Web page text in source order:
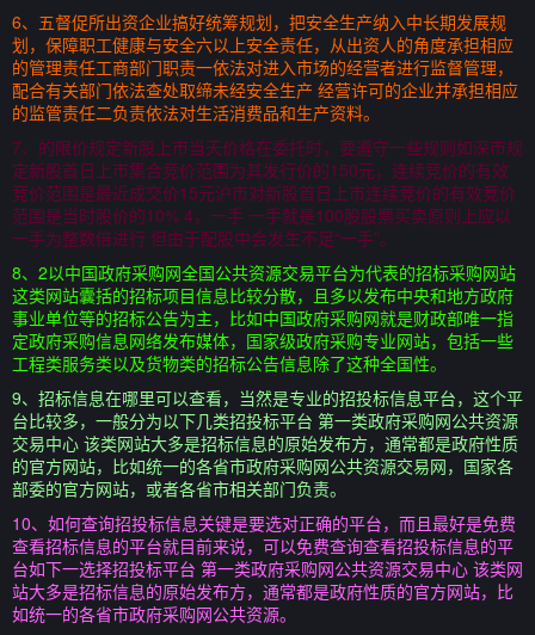
6、五督促所出资企业搞好统筹规划，把安全生产纳入中长期发展规
划，保障职工健康与安全六以上安全责任，从出资人的角度承担相应
的管理责任工商部门职责一依法对进入市场的经营者进行监督管理，
配合有关部门依法查处取缔未经安全生产 经营许可的企业并承担相应
的监管责任二负责依法对生活消费品和生产资料。
7、的限价规定新股上市当天价格在委托时，要遵守一些规则如深市规
定新股首日上市集合竞价范围为其发行价的150元，连续竞价的有效
竞价范围是最近成交价15元沪市对新股首日上市连续竞价的有效竞价
范围是当时股价的10% 4，一手 一手就是100股股票买卖原则上应以
一手为整数倍进行 但由于配股中会发生不足“一手”。
8、2以中国政府采购网全国公共资源交易平台为代表的招标采购网站
这类网站囊括的招标项目信息比较分散，且多以发布中央和地方政府
事业单位等的招标公告为主，比如中国政府采购网就是财政部唯一指
定政府采购信息网络发布媒体，国家级政府采购专业网站，包括一些
工程类服务类以及货物类的招标公告信息除了这种全国性。
9、招标信息在哪里可以查看，当然是专业的招投标信息平台，这个平
台比较多，一般分为以下几类招投标平台 第一类政府采购网公共资源
交易中心 该类网站大多是招标信息的原始发布方，通常都是政府性质
的官方网站，比如统一的各省市政府采购网公共资源交易网，国家各
部委的官方网站，或者各省市相关部门负责。
10、如何查询招投标信息关键是要选对正确的平台，而且最好是免费
查看招标信息的平台就目前来说，可以免费查询查看招投标信息的平
台如下一选择招投标平台 第一类政府采购网公共资源交易中心 该类网
站大多是招标信息的原始发布方，通常都是政府性质的官方网站，比
如统一的各省市政府采购网公共资源。